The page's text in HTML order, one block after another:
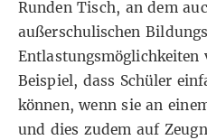
Runden Tisch, an dem
außerschulischen
Entlastungsmöglichkeiten
Beispiel, dass Schüler
können, wenn sie an
und dies zudem auf